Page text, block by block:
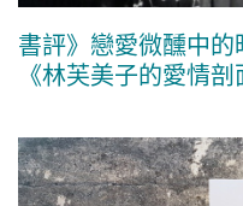
書評》戀愛微醺中
《林芙美子的愛情剖